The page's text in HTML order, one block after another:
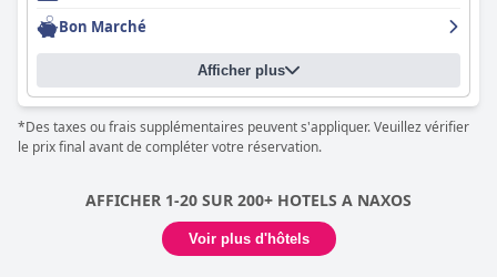
Bon Marché
Afficher plus
*Des taxes ou frais supplémentaires peuvent s'appliquer. Veuillez vérifier
le prix final avant de compléter votre réservation.
AFFICHER 1-20 SUR 200+ HOTELS A NAXOS
Voir plus d'hôtels